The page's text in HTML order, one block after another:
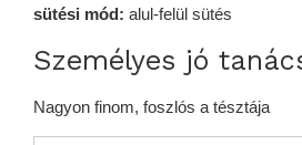
sütési mód: alul-felül sütés
Személyes jó
Nagyon finom, foszlós a tésztája